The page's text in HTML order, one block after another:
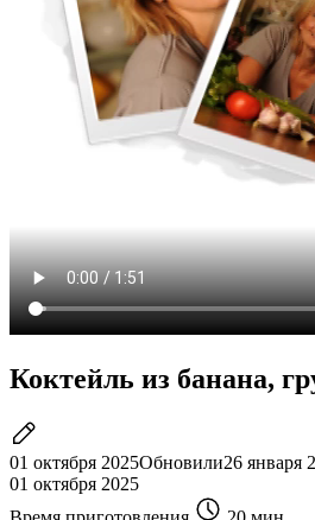
Коктейль из банана,
01 октября 2025Обновили26 января
01 октября 2025